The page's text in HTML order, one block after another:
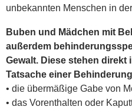
unbekannten Menschen in
Buben und Mädchen mit
außerdem
Gewalt. Diese stehen direkt
Tatsache einer
• die übermäßige Gabe von
• das Vorenthalten oder